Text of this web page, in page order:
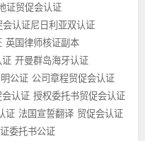
证贸促会认证
会认证尼日利亚双认证
英国律师核证副本
证 开曼群岛海牙认证
公证 公司章程贸促会认证
会认证 授权委托书贸促会认证
证 法国宣誓翻译 贸促会认证
委托书公证